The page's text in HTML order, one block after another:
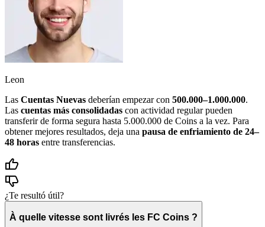
Leon
Las Cuentas Nuevas deberían empezar con 500.000–1.000.000.
Las cuentas más consolidadas con actividad regular pueden
transferir de forma segura hasta 5.000.000 de Coins a la vez. Para
obtener mejores resultados, deja una pausa de enfriamiento de 24–
48 horas entre transferencias.
¿Te resultó útil?
À quelle vitesse sont livrés les FC Coins ?